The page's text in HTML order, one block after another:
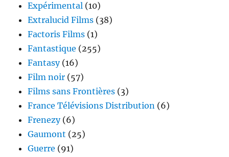
Expérimental (10)
Extralucid Films (38)
Factoris Films (1)
Fantastique (255)
Fantasy(16)
Film noir (57)
Films sans Frontières (3)
France Télévisions Distribution (6)
Frenezy(6)
Gaumont (25)
Guerre (91)